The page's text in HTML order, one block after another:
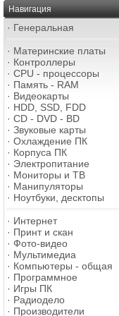
Навигация
· Генеральная
· Материнские платы
· Контроллеры
· CPU - процессоры
· Память - RAM
· Видеокарты
· HDD, SSD, FDD
· CD - DVD - BD
· Звуковые карты
· Охлаждение ПК
· Корпуса ПК
· Электропитание
· Мониторы и ТВ
· Манипуляторы
· Ноутбуки, десктопы
· Интернет
· Принт и скан
· Фото-видео
· Мультимедиа
· Компьютеры - общая
· Программное
· Игры ПК
· Радиодело
· Производители